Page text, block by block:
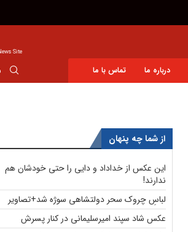
Site
درباره ما تماس با ما
از شما چه پنهان
این عکس از خداداد و دایی را حتی خودشان هم
ندارند!
لباسِ چروک سحر دولتشاهی سوژه شد+تصاویر
عکس شاد سپند امیرسلیمانی در کنار پسرش